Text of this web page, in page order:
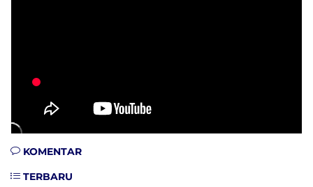
KOMENTAR
TERBARU